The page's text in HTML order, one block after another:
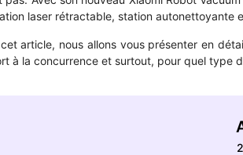
laser rétractable, station autonettoyante
article, nous allons vous présenter en
à la concurrence et surtout, pour quel type